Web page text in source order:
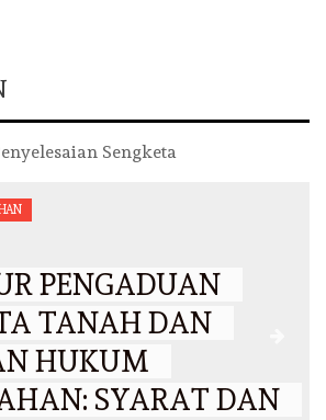
Sengketa
PENGADUAN
TANAH DAN
HUKUM
SYARAT DAN